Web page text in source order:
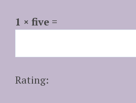
1 × five =
Rating: